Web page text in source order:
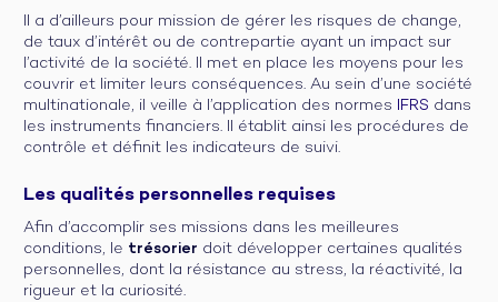
Il a d’ailleurs pour mission de gérer les risques de change,
de taux d’intérêt ou de contrepartie ayant un impact sur
l’activité de la société. Il met en place les moyens pour les
couvrir et limiter leurs conséquences. Au sein d’une société
multinationale, il veille à l’application des normes IFRS dans
les instruments financiers. Il établit ainsi les procédures de
contrôle et définit les indicateurs de suivi.
Les qualités personnelles requises
Afin d’accomplir ses missions dans les meilleures
conditions, le trésorier doit développer certaines qualités
personnelles, dont la résistance au stress, la réactivité, la
rigueur et la curiosité.